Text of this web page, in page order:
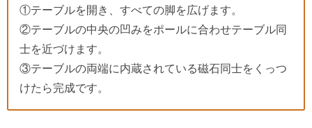
①テーブルを開き、すべての脚を広げます。
②テーブルの中央の凹みをポールに合わせテーブル同
士を近づけます。
③テーブルの両端に内蔵されている磁石同士をくっつ
けたら完成です。